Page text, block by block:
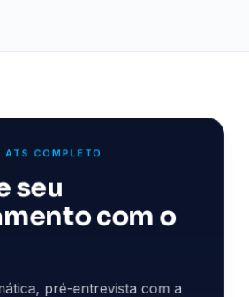
ATS COMPLETO
seu
com o
pré-entrevista com a